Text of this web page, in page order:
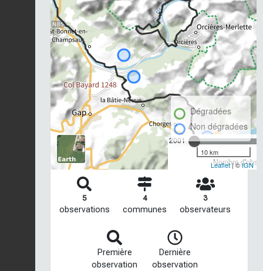
2001
Nombre
Dégradées
Non dégradées
10 km
Leaflet| ©IGN
5
observations
4
communes
3
observateurs
Première
observation
Dernière
observation